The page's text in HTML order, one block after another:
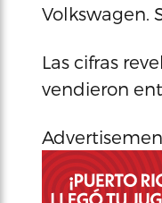
Volkswagen.
Las cifras
vendieron